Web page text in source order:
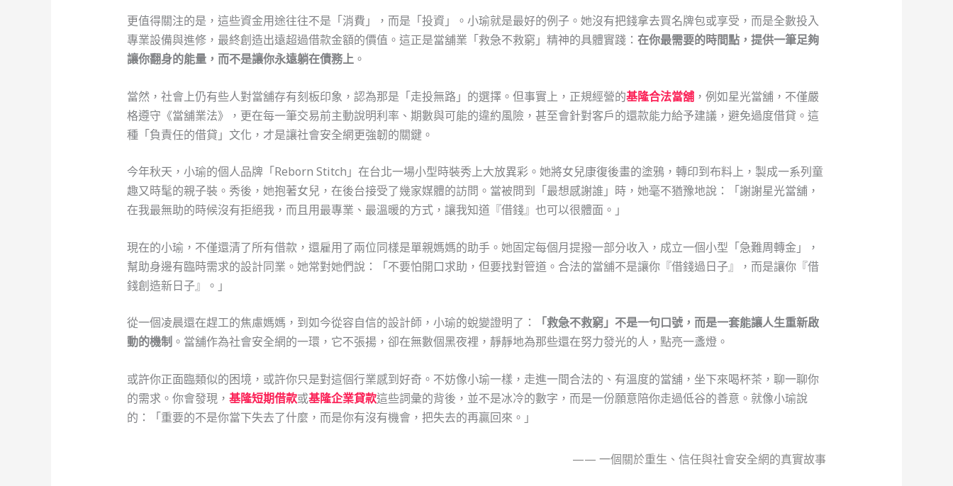
更值得關注的是，這些資金用途往往不是「消費」，而是「投資」。小瑜就是最好的例子。她沒有把錢拿去買名牌包或享受，而是全數投入
專業設備與進修，最終創造出遠超過借款金額的價值。這正是當舖業「救急不救窮」精神的具體實踐： 在你最需要的時間點，提供一筆足夠
讓你翻身的能量，而不是讓你永遠躺在債務上。
當然，社會上仍有些人對當舖存有刻板印象，認為那是「走投無路」的選擇。但事實上，正規經營的基隆合法當舖，例如星光當舖，不僅嚴
格遵守《當舖業法》，更在每一筆交易前主動說明利率、期數與可能的違約風險，甚至會針對客戶的還款能力給予建議，避免過度借貸。這
種「負責任的借貸」文化，才是讓社會安全網更強韌的關鍵。
今年秋天，小瑜的個人品牌「Reborn Stitch」在台北一場小型時裝秀上大放異彩。她將女兒康復後畫的塗鴉，轉印到布料上，製成一系列童
趣又時髦的親子裝。秀後，她抱著女兒，在後台接受了幾家媒體的訪問。當被問到「最想感謝誰」時，她毫不猶豫地說：「謝謝星光當舖，
在我最無助的時候沒有拒絕我，而且用最專業、最溫暖的方式，讓我知道『借錢』也可以很體面。」
現在的小瑜，不僅還清了所有借款，還雇用了兩位同樣是單親媽媽的助手。她固定每個月提撥一部分收入，成立一個小型「急難周轉金」，
幫助身邊有臨時需求的設計同業。她常對她們說：「不要怕開口求助，但要找對管道。合法的當舖不是讓你『借錢過日子』，而是讓你『借
錢創造新日子』。」
從一個凌晨還在趕工的焦慮媽媽，到如今從容自信的設計師，小瑜的蛻變證明了：
「救急不救窮」不是一句口號，而是一套能讓人生重新啟
動的機制 。當舖作為社會安全網的一環，它不張揚，卻在無數個黑夜裡，靜靜地為那些還在努力發光的人，點亮一盞燈。
或許你正面臨類似的困境，或許你只是對這個行業感到好奇。不妨像小瑜一樣，走進一間合法的、有溫度的當舖，坐下來喝杯茶，聊一聊你
的需求。你會發現， 基隆短期借款或基隆企業貸款這些詞彙的背後，並不是冰冷的數字，而是一份願意陪你走過低谷的善意。就像小瑜說
的：「重要的不是你當下失去了什麼，而是你有沒有機會，把失去的再贏回來。」
—— 一個關於重生、信任與社會安全網的真實故事